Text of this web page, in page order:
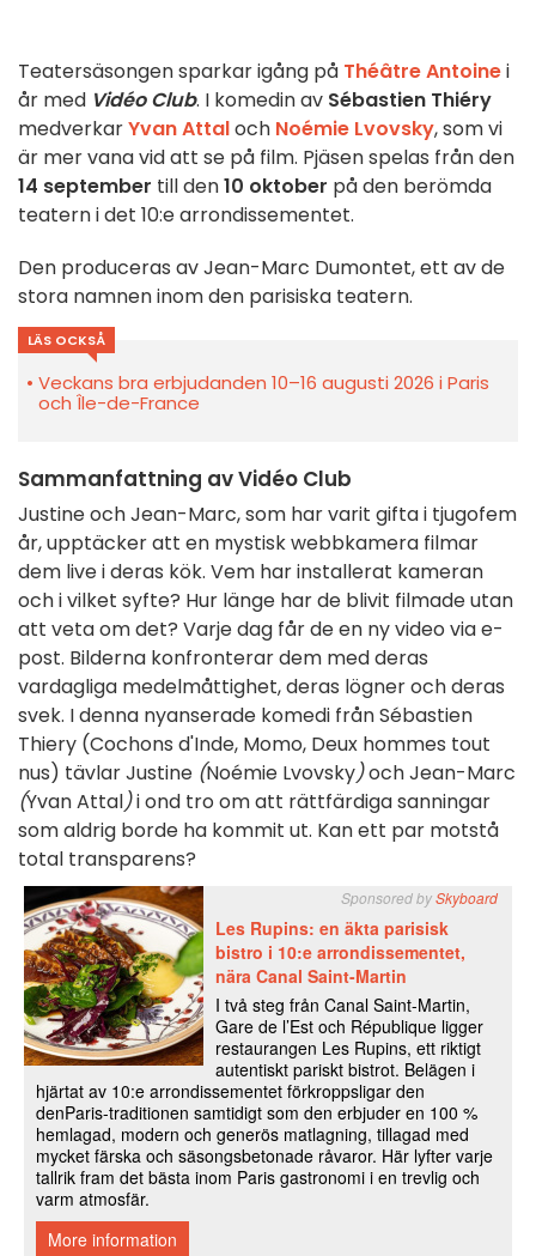
Teatersäsongen sparkar igång på Théâtre Antoinei
år med Vidéo Club. I komedin av Sébastien Thiéry
medverkarYvan Attaloch Noémie Lvovsky, som vi
är mer vana vid att se på film. Pjäsen spelas från den
14 september till den10 oktober på den berömda
teatern i det 10:e arrondissementet.
Den produceras av Jean-Marc Dumontet, ett av de
stora namnen inom den parisiska teatern.
LÄS OCKSÅ
Veckans bra erbjudanden 10–16 augusti 2026 i Paris
och Île-de-France
Sammanfattning av Vidéo Club
Justine och Jean-Marc, som har varit gifta i tjugofem
år, upptäcker att en mystisk webbkamera filmar
dem live i deras kök. Vem har installerat kameran
och i vilket syfte? Hur länge har de blivit filmade utan
att veta om det? Varje dag får de en ny video via e-
post. Bilderna konfronterar dem med deras
vardagliga medelmåttighet, deras lögner och deras
svek. I denna nyanserade komedi frånSébastien
Thiery (Cochons d'Inde, Momo, Deux hommes tout
nus) tävlar Justine (Noémie Lvovsky)och Jean-Marc
(Yvan Attal)i ond tro om att rättfärdiga sanningar
som aldrig borde ha kommit ut. Kan ett par motstå
total transparens?